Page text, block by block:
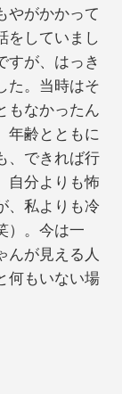
やがかかって
をしていまし
すが、はっき
た。当時はそ
もなかったん
年齢とともに
、できれば行
自分よりも怖
、私よりも冷
）。今は一
んが見える人
何もいない場